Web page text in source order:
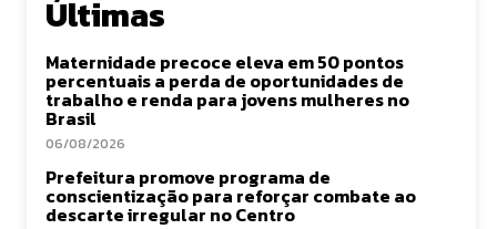
Últimas
Maternidade precoce eleva em 50 pontos
percentuais a perda de oportunidades de
trabalho e renda para jovens mulheres no
Brasil
06/08/2026
Prefeitura promove programa de
conscientização para reforçar combate ao
descarte irregular no Centro